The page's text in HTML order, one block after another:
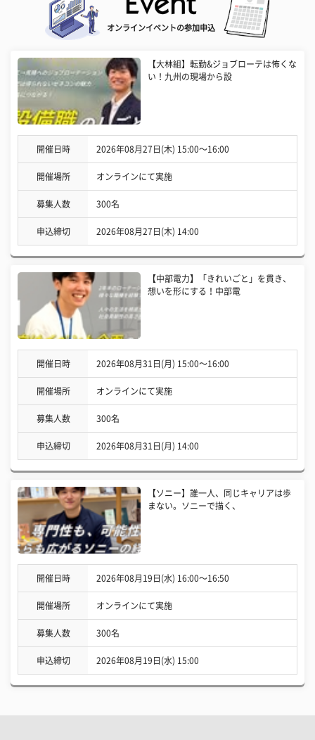
オンラインイベントの参加申込
【大林組】転勤&ジョブローテは怖くな
い！九州の現場から設
開催日時 2026年08月27日(木) 15:00〜16:00
開催場所 オンラインにて実施
募集人数 300名
申込締切 2026年08月27日(木) 14:00
【中部電力】「きれいごと」を貫き、
想いを形にする！中部電
開催日時 2026年08月31日(月) 15:00〜16:00
開催場所 オンラインにて実施
募集人数 300名
申込締切 2026年08月31日(月) 14:00
【ソニー】誰一人、同じキャリアは歩
まない。ソニーで描く、
開催日時 2026年08月19日(水) 16:00〜16:50
開催場所 オンラインにて実施
募集人数 300名
申込締切 2026年08月19日(水) 15:00